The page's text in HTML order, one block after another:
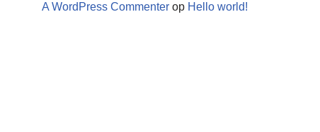
A WordPress Commenter op Hello world!